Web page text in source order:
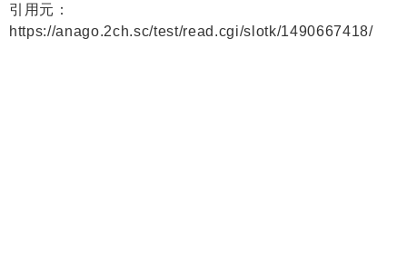
引用元：
https://anago.2ch.sc/test/read.cgi/slotk/1490667418/